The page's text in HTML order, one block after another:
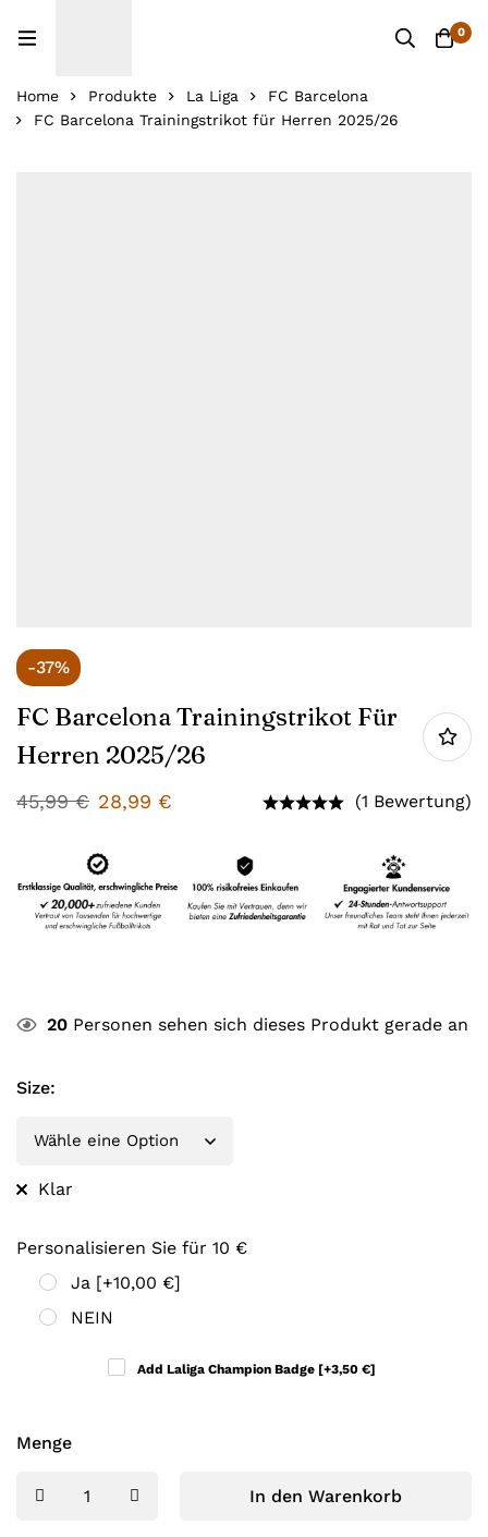
0
Home Produkte La Liga
FC Barcelona
FC Barcelona Trainingstrikot für Herren 2025/26
-37%
FC Barcelona Trainingstrikot Für
Herren 2025/26
45,99€ 28,99 € (1 Bewertung)
20 Personen sehen sich dieses Produkt gerade an
Size:
Klar
Personalisieren Sie für 10 €
Ja [+10,00 €]
NEIN
Add Laliga Champion Badge [+3,50 €]
Menge
In den Warenkorb